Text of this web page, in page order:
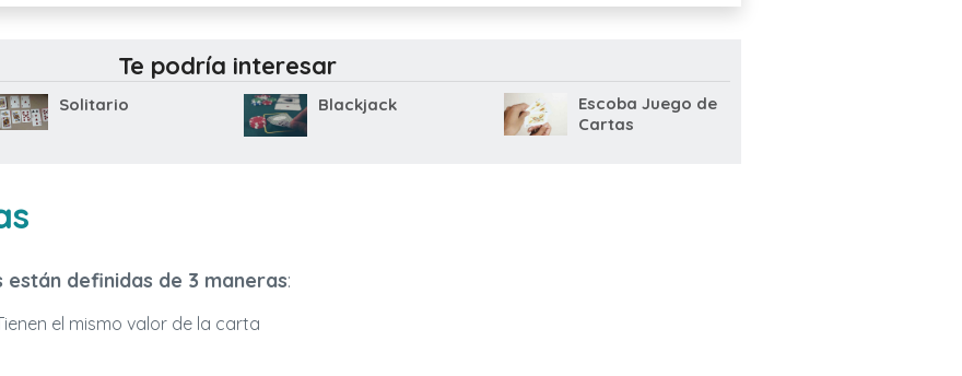
Te podría interesar
Solitario Blackjack
Escoba Juego de
Cartas
están definidas de 3 maneras:
el mismo valor de la carta